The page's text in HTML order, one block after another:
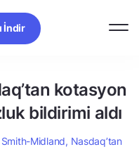
İndir
kotasyon
bildirimi aldı
Smith-Midland, Nasdaq’tan